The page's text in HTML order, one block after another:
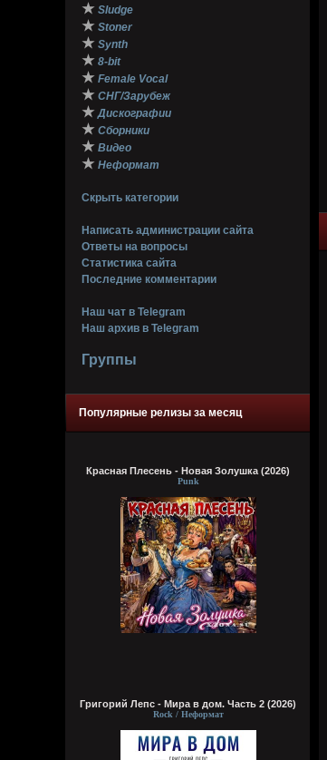
★ Sludge
★ Stoner
★ Synth
★ 8-bit
★ Female Vocal
★ СНГ/Зарубеж
★ Дискографии
★ Сборники
★ Видео
★ Неформат
Скрыть категории
Написать администрации сайта
Ответы на вопросы
Статистика сайта
Последние комментарии
Наш чат в Telegram
Наш архив в Telegram
Группы
Популярные релизы за месяц
Красная Плесень - Новая Золушка (2026)
Punk
Григорий Лепс - Мира в дом. Часть 2 (2026)
Rock / Неформат